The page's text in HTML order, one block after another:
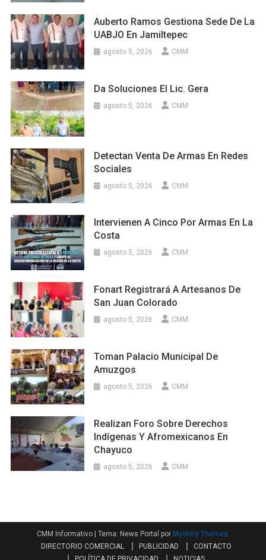
Auberto Ramos Gestiona Sede De La
UABJO En Jamiltepec
agosto 5, 2026 CMM
Da Soluciones El Lic. Gera
agosto 5, 2026 CMM
Detectan Venta De Armas En Redes
Sociales
agosto 5, 2026 CMM
Intervienen A Cinco Por Armas En La
Costa
agosto 5, 2026 CMM
Fonart Registrará A Artesanos De
San Juan Colorado
agosto 5, 2026 CMM
Toman Palacio Municipal De
Amuzgos
agosto 5, 2026 CMM
Realizan Foro Sobre Derechos
Indígenas Y Afromexicanos En
Chayuco
agosto 5, 2026 CMM
CMM Informativo | Tema: News Portal por Mystery Themes
DIRECTORIO COMERCIAL
PUBLICIDAD
CONTACTO